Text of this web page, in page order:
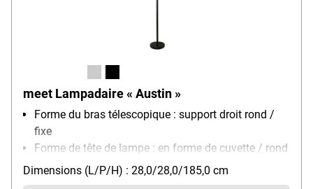
meet Lampadaire « Austin »
Forme du bras télescopique : support droit rond /
fixe
Forme de tête de lampe : en forme de cuvette / rond
/ ouvert vers le haut / pivotant et inclinable
Montage : pied
Dimensions (L/P/H) : 28,0/28,0/185,0 cm